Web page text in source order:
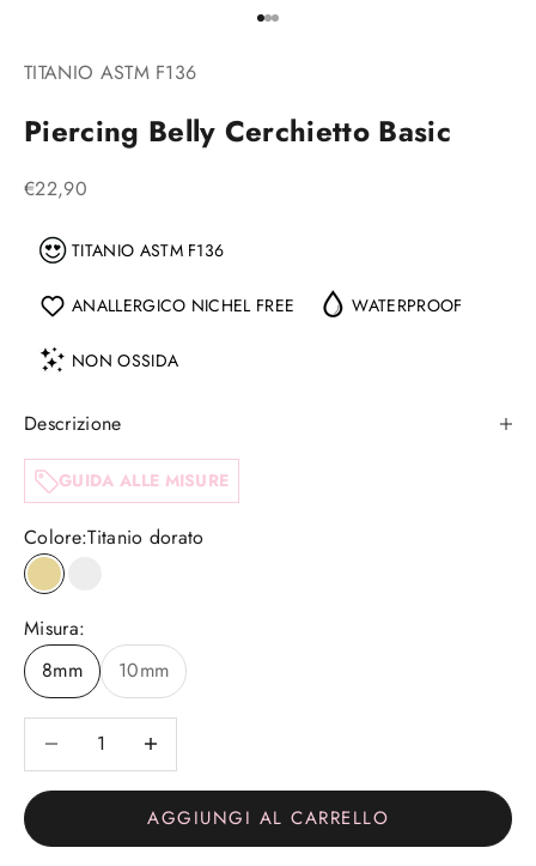
Vai all'articolo 1
Vai all'articolo 2
Vai all'articolo 3
TITANIO ASTM F136
Piercing Belly Cerchietto Basic
Prezzo scontato
€22,90
TITANIO ASTM F136
ANALLERGICO NICHEL FREE WATERPROOF
NON OSSIDA
Descrizione
GUIDA ALLE MISURE
Colore:Titanio dorato
Titanio dorato
Misura:
8mm
10mm
Diminuisci quantitàDiminuisci quantità
AGGIUNGI AL CARRELLO